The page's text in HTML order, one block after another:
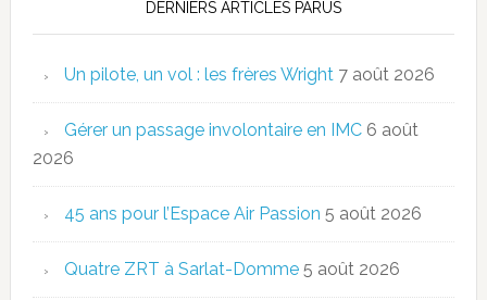
DERNIERS ARTICLES PARUS
Un pilote, un vol : les frères Wright 7 août 2026
Gérer un passage involontaire en IMC 6 août
2026
45 ans pour l’Espace Air Passion 5 août 2026
Quatre ZRT à Sarlat-Domme 5 août 2026